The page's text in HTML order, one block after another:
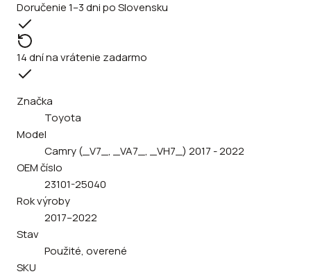
Doručenie 1–3 dni po Slovensku
14 dní na vrátenie zadarmo
Značka
Toyota
Model
Camry (_V7_, _VA7_, _VH7_) 2017 - 2022
OEM číslo
23101-25040
Rok výroby
2017–2022
Stav
Použité, overené
SKU